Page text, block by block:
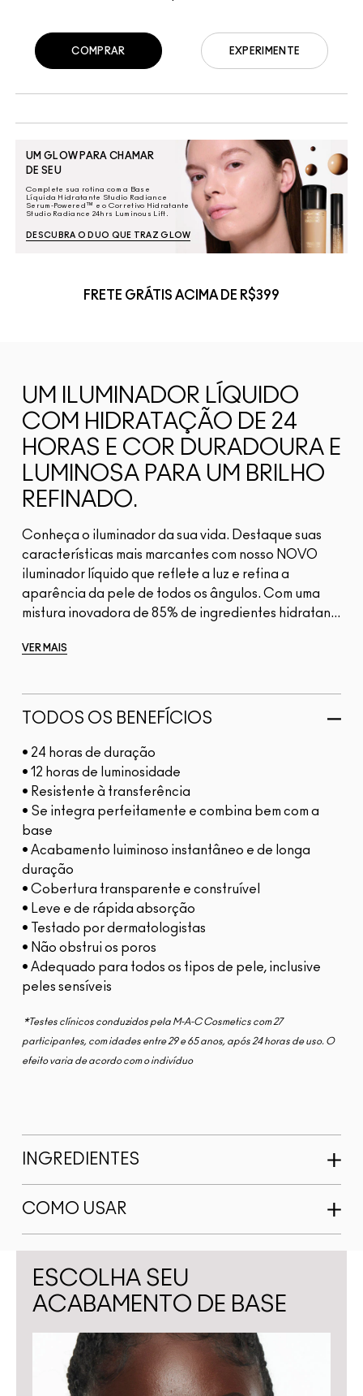
UM GLOW PARA CHAMAR
DE SEU
Complete sua rotina com a Base
Líquida Hidratante Studio Radiance
Serum-Powered™ e o Corretivo Hidratante
Studio Radiance 24hrs Luminous Lift.
DESCUBRA O DUO QUE TRAZ GLOW
EXPERIMENTE
COMPRAR
FRETE GRÁTIS ACIMA DE R$399
UM ILUMINADOR LÍQUIDO
COM HIDRATAÇÃO DE 24
HORAS E COR DURADOURA E
LUMINOSA PARA UM BRILHO
REFINADO.
Conheça o iluminador da sua vida. Destaque suas
características mais marcantes com nosso NOVO
iluminador líquido que reflete a luz e refina a
aparência da pele de todos os ângulos. Com uma
mistura inovadora de 85% de ingredientes hidratan...
VER MAIS
TODOS OS BENEFÍCIOS
• 24 horas de duração
• 12 horas de luminosidade
• Resistente à transferência
• Se integra perfeitamente e combina bem com a
base
• Acabamento luiminoso instantâneo e de longa
duração
• Cobertura transparente e construível
• Leve e de rápida absorção
• Testado por dermatologistas
• Não obstrui os poros
• Adequado para todos os tipos de pele, inclusive
peles sensíveis
*Testes clínicos conduzidos pela M-A-C Cosmetics com 27
participantes, com idades entre 29 e 65 anos, após 24 horas de uso. O
efeito varia de acordo com o indivíduo
INGREDIENTES
COMO USAR
ESCOLHA SEU
ACABAMENTO DE BASE